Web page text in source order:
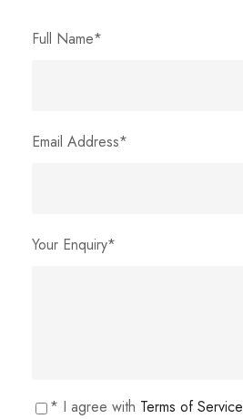
Full Name*
Email Address*
Your Enquiry*
* I agree with Terms of Service